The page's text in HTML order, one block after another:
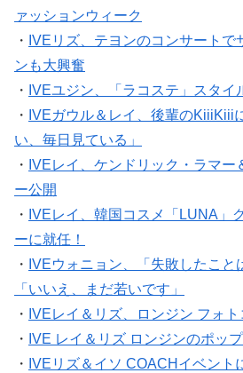
ァッションウィーク
・ IVEリズ、テヨンのコンサートで
ンも大興奮
・ IVEユジン、「ラコステ」スタイ
・ IVEガウル＆レイ、後輩のKiiiKiii
い、毎日見ている」
・ IVEレイ、ケンドリック・ラマー
ー公開
・ IVEレイ、韓国コスメ「LUNA」
ーに就任！
・ IVEウォニョン、「失敗したこと
「いいえ、まだ若いです」
・ IVEレイ＆リズ、ロンジン フォ
・ IVE レイ＆リズ ロンジンのポッ
・ IVEリズ＆イソ COACHイベント